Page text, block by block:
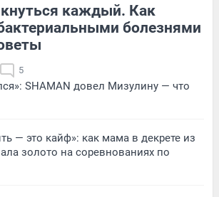
каждый. Как
болезнями
5
SHAMAN довел Мизулину — что
— это кайф»: как мама в декрете из
золото на соревнованиях по